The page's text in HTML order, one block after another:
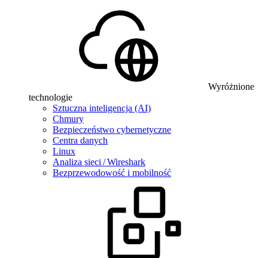
Wyróżnione
technologie
Sztuczna inteligencja (AI)
Chmury
Bezpieczeństwo cybernetyczne
Centra danych
Linux
Analiza sieci / Wireshark
Bezprzewodowość i mobilność